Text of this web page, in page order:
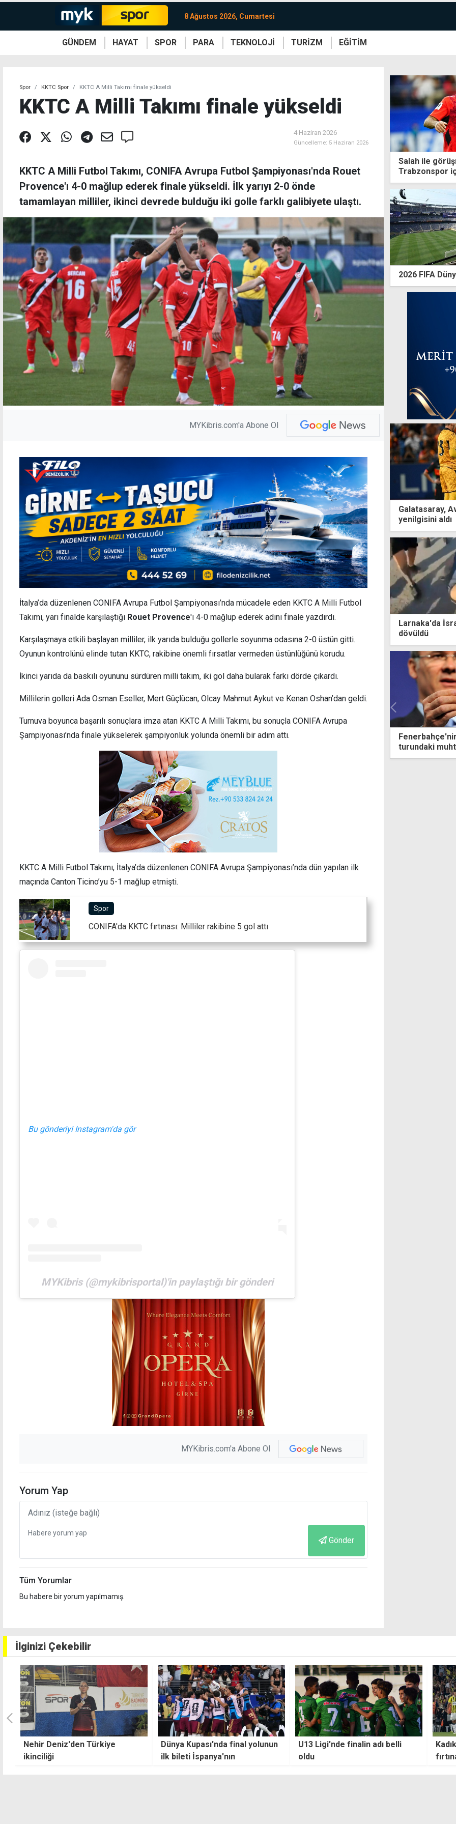
8 Ağustos 2026, Cumartesi
GÜNDEM HAYAT SPOR PARA TEKNOLOJİ TURİZM EĞİTİM
Spor KKTC Spor KKTC A Milli Takımı finale yükseldi
KKTC A Milli Takımı finale yükseldi
4 Haziran 2026
Güncelleme: 5 Haziran 2026
KKTC A Milli Futbol Takımı, CONIFA Avrupa Futbol Şampiyonası'nda Rouet
Provence'ı 4-0 mağlup ederek finale yükseldi. İlk yarıyı 2-0 önde
tamamlayan milliler, ikinci devrede bulduğu iki golle farklı galibiyete ulaştı.
MYKibris.com'a Abone Ol
İtalya’da düzenlenen CONIFA Avrupa Futbol Şampiyonası’nda mücadele eden KKTC A Milli Futbol
Takımı, yarı finalde karşılaştığı Rouet Provence'ı 4-0 mağlup ederek adını finale yazdırdı.
Karşılaşmaya etkili başlayan milliler, ilk yarıda bulduğu gollerle soyunma odasına 2-0 üstün gitti.
Oyunun kontrolünü elinde tutan KKTC, rakibine önemli fırsatlar vermeden üstünlüğünü korudu.
İkinci yarıda da baskılı oyununu sürdüren milli takım, iki gol daha bularak farkı dörde çıkardı.
Millilerin golleri Ada Osman Eseller, Mert Güçlücan, Olcay Mahmut Aykut ve Kenan Oshan’dan geldi.
Turnuva boyunca başarılı sonuçlara imza atan KKTC A Milli Takımı, bu sonuçla CONIFA Avrupa
Şampiyonası’nda finale yükselerek şampiyonluk yolunda önemli bir adım attı.
KKTC A Milli Futbol Takımı, İtalya’da düzenlenen CONIFA Avrupa Şampiyonası’nda dün yapılan ilk
maçında Canton Ticino’yu 5-1 mağlup etmişti.
Spor
CONIFA'da KKTC fırtınası: Milliler rakibine 5 gol attı
Bu gönderiyi Instagram'da gör
MYKibris (@mykibrisportal)'in paylaştığı bir gönderi
MYKibris.com'a Abone Ol
Yorum Yap
Gönder
Tüm Yorumlar
Bu habere bir yorum yapılmamış.
Salah ile
Trabzonspor
2026 FIFA
Galatasaray,
yenilgisini aldı
Larnaka'da
dövüldü
Boğaziçi SK, BTM 2'nci Lig şampiyonu
Fenerbahçe'nin Şampiyonlar Ligi play-off
2'nci
yapıldı
İlginizi Çekebilir
Dünya Kupası'nda final yolunun
ilk bileti İspanya'nın
U13 Ligi'nde finalin adı belli
oldu
Kadıköy'de Fenerbahçe
fırtınası: Sturm Graz'a geçit